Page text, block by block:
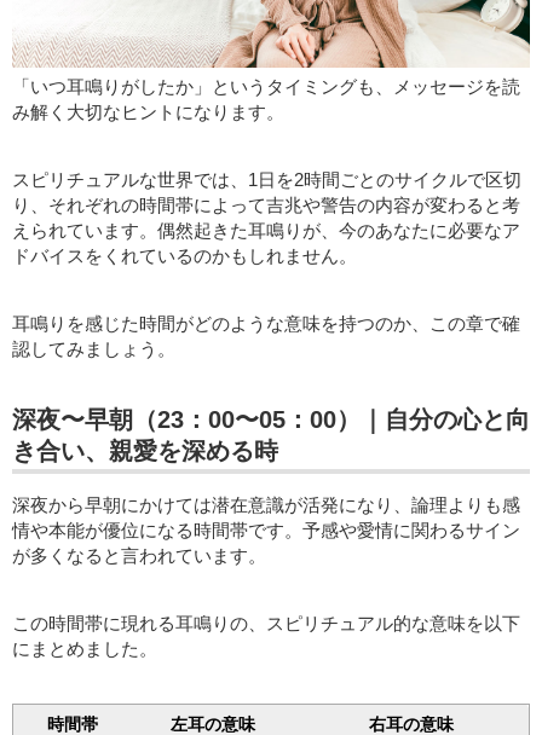
「いつ耳鳴りがしたか」というタイミングも、メッセージを読
み解く大切なヒントになります。
スピリチュアルな世界では、1日を2時間ごとのサイクルで区切
り、それぞれの時間帯によって吉兆や警告の内容が変わると考
えられています。偶然起きた耳鳴りが、今のあなたに必要なア
ドバイスをくれているのかもしれません。
耳鳴りを感じた時間がどのような意味を持つのか、この章で確
認してみましょう。
深夜〜早朝（23：00〜05：00）｜自分の心と向
き合い、親愛を深める時
深夜から早朝にかけては潜在意識が活発になり、論理よりも感
情や本能が優位になる時間帯です。予感や愛情に関わるサイン
が多くなると言われています。
この時間帯に現れる耳鳴りの、スピリチュアル的な意味を以下
にまとめました。
時間帯 左耳の意味 右耳の意味